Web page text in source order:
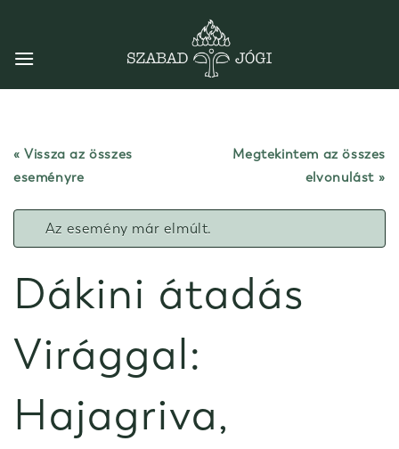
content
« Vissza az összes
eseményre
Megtekintem az összes
elvonulást
Az esemény már elmúlt.
Dákini átadás
Virággal:
Hajagriva,